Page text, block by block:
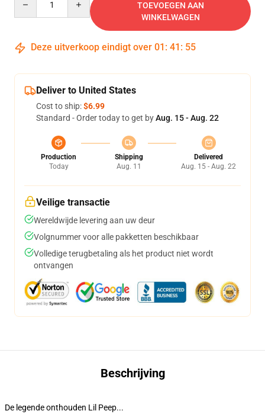
TOEVOEGEN AAN
WINKELWAGEN
Deze uitverkoop eindigt over 01 : 41 : 54
Deliver to United States
Cost to ship:$6.99
Standard - Order today to get byAug. 15 - Aug. 22
Production
Today
Shipping
Aug. 11
Delivered
Aug. 15 - Aug. 22
Veilige transactie
Wereldwijde levering aan uw deur
Volgnummer voor alle pakketten beschikbaar
Volledige terugbetaling als het product niet wordt
ontvangen
Beschrijving
De legende onthouden Lil Peep...